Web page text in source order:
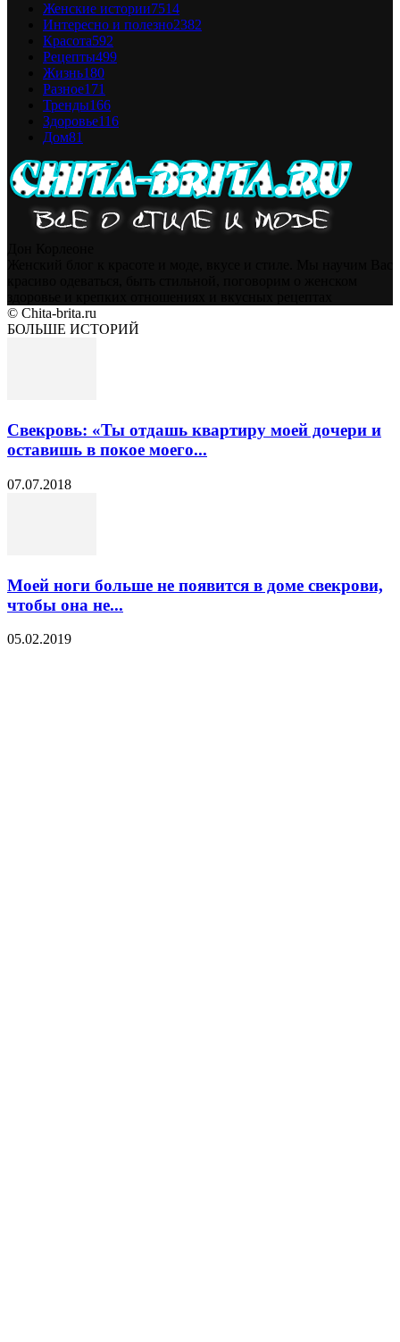
Женские истории7514
Интересно и полезно2382
Красота592
Рецепты499
Жизнь180
Разное171
Тренды166
Здоровье116
Дом81
© Chita-brita.ru
БОЛЬШЕ ИСТОРИЙ
Свекровь: «Ты отдашь квартиру моей дочери и
оставишь в покое моего...
07.07.2018
Моей ноги больше не появится в доме свекрови,
чтобы она не...
05.02.2019